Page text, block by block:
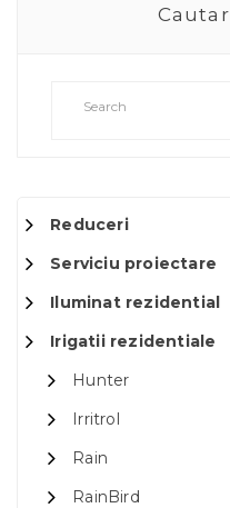
Reduceri
Serviciu proiectare
Iluminat rezidential
Irigatii rezidentiale
Hunter
Irritrol
Rain
RainBird